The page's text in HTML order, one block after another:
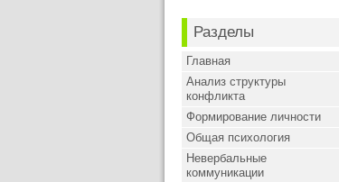
Разделы
Главная
Анализ структуры
конфликта
Формирование личности
Общая психология
Невербальные
коммуникации